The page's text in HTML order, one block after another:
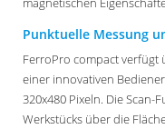
Punktuelle Messung
FerroPro compact verfügt
einer innovativen
320x480 Pixeln. Die
Werkstücks über die